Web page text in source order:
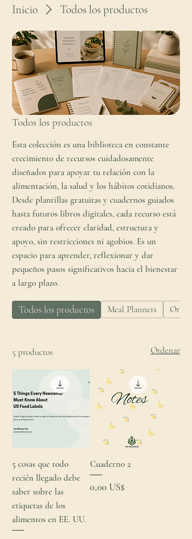
Inicio Todos los productos
Todos los productos
Esta colección es una biblioteca en constante
crecimiento de recursos cuidadosamente
diseñados para apoyar tu relación con la
alimentación, la salud y los hábitos cotidianos.
Desde plantillas gratuitas y cuadernos guiados
hasta futuros libros digitales, cada recurso está
creado para ofrecer claridad, estructura y
apoyo, sin restricciones ni agobios. Es un
espacio para aprender, reflexionar y dar
pequeños pasos significativos hacia el bienestar
a largo plazo.
Todos los productos Meal Planners
5 productos Ordenar
5 cosas que todo
recién llegado debe
saber sobre las
etiquetas de los
alimentos en EE. UU.
Cuaderno 2
Precio
0,00 US$